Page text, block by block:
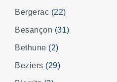
Bergerac (22)
Besançon (31)
Bethune (2)
Beziers (29)